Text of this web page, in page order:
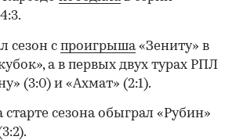
сезон с проигрыша«Зениту» в
а в первых двух турах РПЛ
(3:0) и «Ахмат» (2:1).
старте сезона обыграл «Рубин»